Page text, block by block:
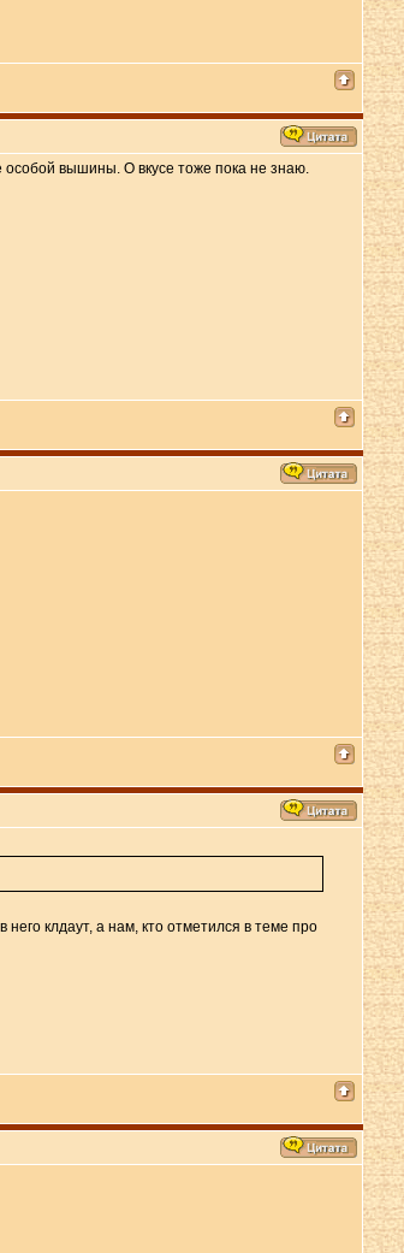
вышины. О вкусе тоже пока не знаю.
клдаут, а нам, кто отметился в теме про